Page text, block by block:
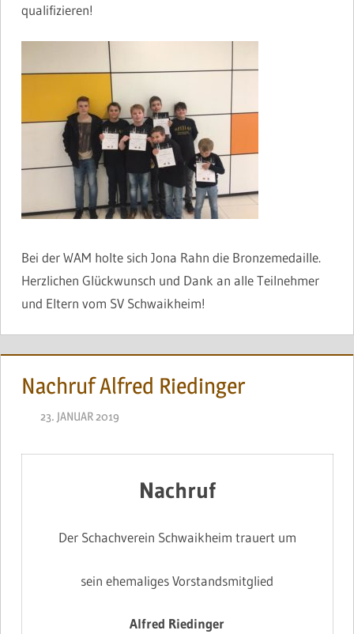
qualifizieren!
Bei der WAM holte sich Jona Rahn die Bronzemedaille.
Herzlichen Glückwunsch und Dank an alle Teilnehmer
und Eltern vom SV Schwaikheim!
Nachruf Alfred Riedinger
23. JANUAR 2019
Nachruf
Der Schachverein Schwaikheim trauert um
sein ehemaliges Vorstandsmitglied
Alfred Riedinger